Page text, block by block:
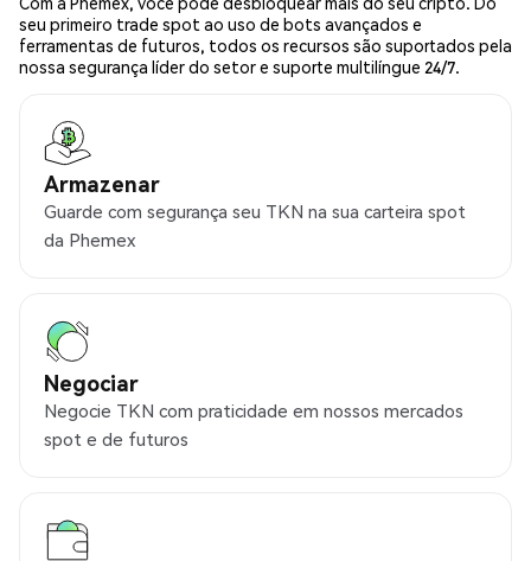
seu primeiro trade spot ao uso de bots avançados e
ferramentas de futuros, todos os recursos são suportados pela
nossa segurança líder do setor e suporte multilíngue 24/7.
Armazenar
Guarde com segurança seu TKN na sua carteira spot
da Phemex
Negociar
Negocie TKN com praticidade em nossos mercados
spot e de futuros